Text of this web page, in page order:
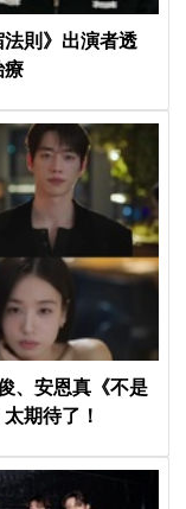
則》出演者透
療
、安恩真《不是
期待了！